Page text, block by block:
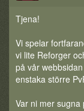
Tjena!
Vi spelar
vi lite Reforger
på vår
enstaka större
Var ni mer